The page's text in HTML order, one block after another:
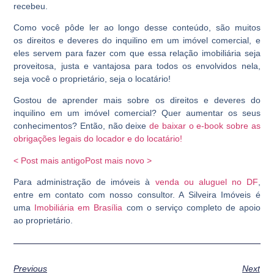
recebeu.
Como você pôde ler ao longo desse conteúdo, são muitos
os direitos e deveres do inquilino em um imóvel comercial,
e
eles servem para fazer com que essa relação imobiliária seja
proveitosa, justa e vantajosa para todos os envolvidos nela,
seja você o proprietário, seja o locatário!
Gostou de aprender mais sobre os direitos e deveres do
inquilino em um imóvel comercial? Quer aumentar os seus
conhecimentos? Então, não deixede baixar o e-book sobre as
obrigações legais do locador e do locatário!
< Post mais antigoPost mais novo >
Para administração de imóveis à venda ou aluguel no DF
entre em contato com nosso consultor. A Silveira Imóveis é
uma Imobiliária em Brasília com o serviço completo de apoio
ao proprietário.
Previous Next